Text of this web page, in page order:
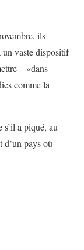
ils
vaste dispositif
– «dans
comme la
a piqué, au
d’un pays où